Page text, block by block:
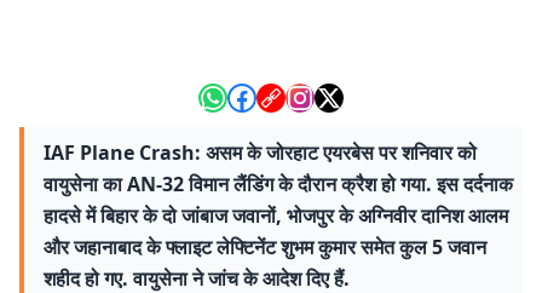
IAF Plane Crash: असम के जोरहाट एयरबेस पर शनिवार को
वायुसेना का AN-32 विमान लैंडिंग के दौरान क्रैश हो गया. इस दर्दनाक
हादसे में बिहार के दो जांबाज जवानों, भोजपुर के अग्निवीर दानिश आलम
और जहानाबाद के फ्लाइट लेफ्टिनेंट शुभम कुमार समेत कुल 5 जवान
शहीद हो गए. वायुसेना ने जांच के आदेश दिए हैं.